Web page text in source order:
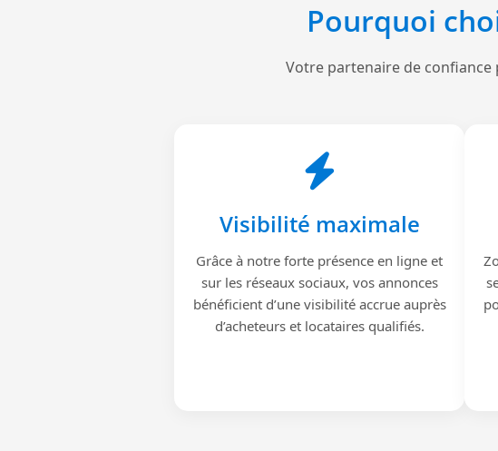
Pourquoi
Votre partenaire de confiance
Visibilité maximale
Grâce à notre forte présence en ligne et
sur les réseaux sociaux, vos annonces
bénéficient d’une visibilité accrue auprès
d’acheteurs et locataires qualifiés.